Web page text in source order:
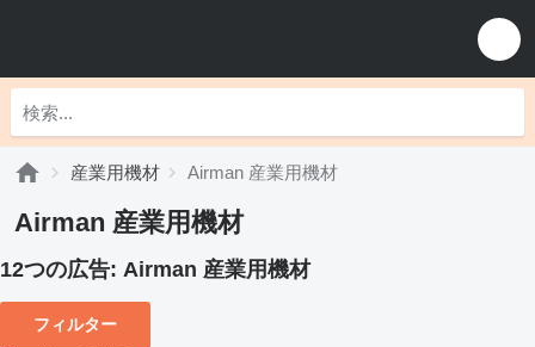
産業用機材 Airman 産業用機材
Airman 産業用機材
12つの広告: Airman 産業用機材
フィルター